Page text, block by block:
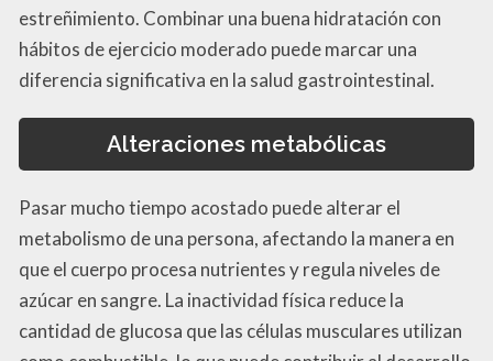
estreñimiento. Combinar una buena hidratación con
hábitos de ejercicio moderado puede marcar una
diferencia significativa en la salud gastrointestinal.
Alteraciones metabólicas
Pasar mucho tiempo acostado puede alterar el
metabolismo de una persona, afectando la manera en
que el cuerpo procesa nutrientes y regula niveles de
azúcar en sangre. La inactividad física reduce la
cantidad de glucosa que las células musculares utilizan